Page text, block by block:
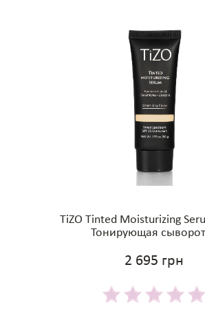
TiZO Tinted Moisturizing
Тонирующая
2 695 грн